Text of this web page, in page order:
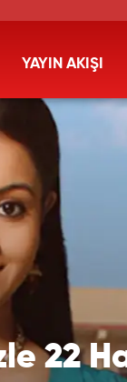
YAYIN AKIŞI
22